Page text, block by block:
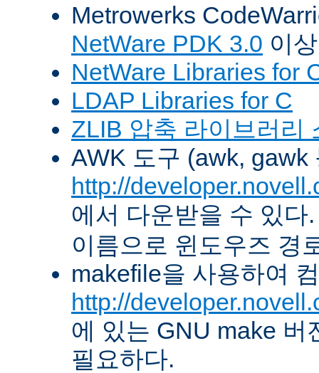
Metrowerks
NetWare PDK 3.0 이
NetWare Libraries for
LDAP Libraries for C
ZLIB 압축 라이브러리
AWK 도구 (awk, gawk
http://
에서 다운받을 수 있
이름으로 윈도우즈 경
makefile을 사용하여
http://
에 있는 GNU make 버
필요하다.